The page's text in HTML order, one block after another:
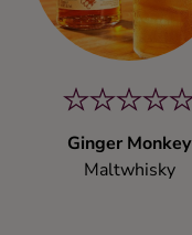
Ginger Monkey
Maltwhisky